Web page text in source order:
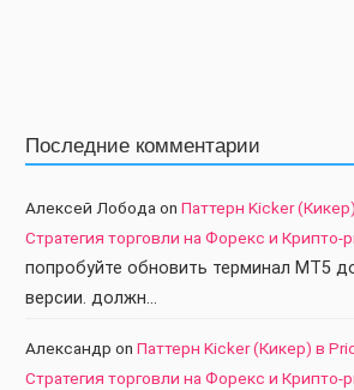
Последние комментарии
Алексей Лобода on Паттерн Kicker
Стратегия торговли на Форекс и Крипто-
попробуйте обновить терминал МТ5
версии. должн…
Александр on Паттерн Kicker (Кикер) в
Стратегия торговли на Форекс и Крипто-